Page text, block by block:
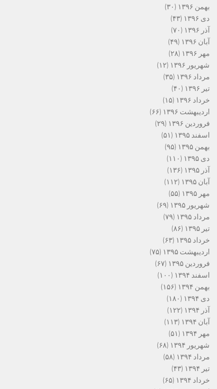
بهمن ۱۳۹۶
(۳۰)
دی ۱۳۹۶
(۴۳)
آذر ۱۳۹۶
(۷۰)
آبان ۱۳۹۶
(۴۹)
مهر ۱۳۹۶
(۲۸)
شهریور ۱۳۹۶
(۱۲)
مرداد ۱۳۹۶
(۳۵)
تیر ۱۳۹۶
(۴۰)
خرداد ۱۳۹۶
(۱۵)
اردیبهشت ۱۳۹۶
(۶۶)
فروردین ۱۳۹۶
(۲۹)
اسفند ۱۳۹۵
(۵۱)
بهمن ۱۳۹۵
(۹۵)
دی ۱۳۹۵
(۱۱۰)
آذر ۱۳۹۵
(۱۳۶)
آبان ۱۳۹۵
(۱۱۲)
مهر ۱۳۹۵
(۵۵)
شهریور ۱۳۹۵
(۶۹)
مرداد ۱۳۹۵
(۷۹)
تیر ۱۳۹۵
(۸۶)
خرداد ۱۳۹۵
(۶۳)
اردیبهشت ۱۳۹۵
(۷۵)
فروردین ۱۳۹۵
(۶۷)
اسفند ۱۳۹۴
(۱۰۰)
بهمن ۱۳۹۴
(۱۵۶)
دی ۱۳۹۴
(۱۸۰)
آذر ۱۳۹۴
(۱۲۲)
آبان ۱۳۹۴
(۱۱۳)
مهر ۱۳۹۴
(۵۱)
شهریور ۱۳۹۴
(۶۸)
مرداد ۱۳۹۴
(۵۸)
تیر ۱۳۹۴
(۴۳)
خرداد ۱۳۹۴
(۶۵)